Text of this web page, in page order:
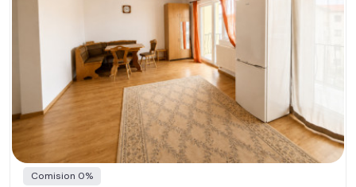
Comision 0%